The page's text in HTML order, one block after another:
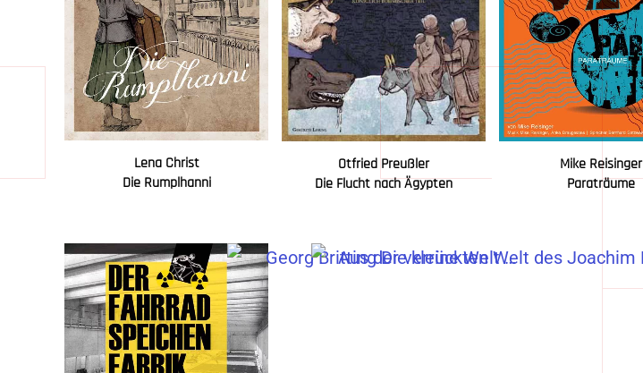
Lena Christ
Die Rumplhanni
Otfried Preußler
Die Flucht nach Ägypten
Mike Reisinger
Paraträume